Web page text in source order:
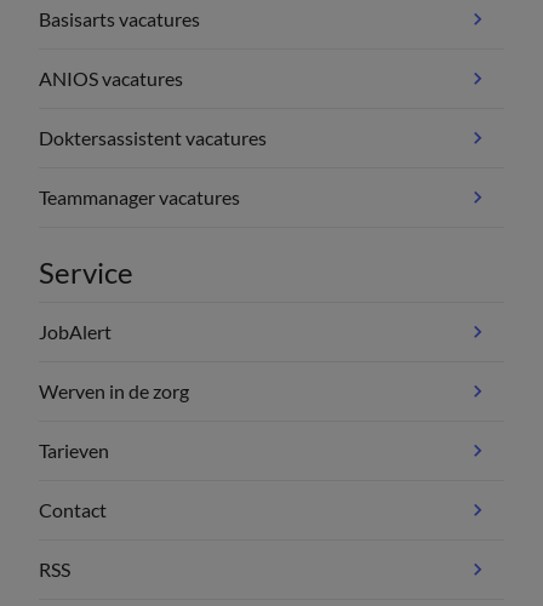
Basisarts vacatures
ANIOS vacatures
Doktersassistent vacatures
Teammanager vacatures
Service
JobAlert
Werven in de zorg
Tarieven
Contact
RSS